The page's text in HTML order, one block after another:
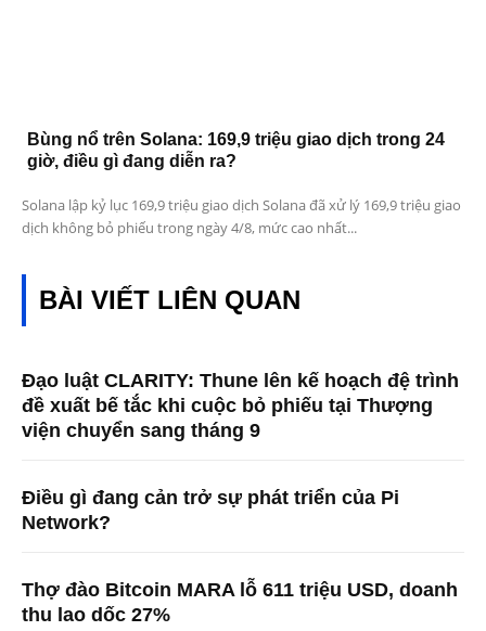
Bùng nổ trên Solana: 169,9 triệu giao dịch trong 24
giờ, điều gì đang diễn ra?
Solana lập kỷ lục 169,9 triệu giao dịch Solana đã xử lý 169,9 triệu giao
dịch không bỏ phiếu trong ngày 4/8, mức cao nhất...
BÀI VIẾT LIÊN QUAN
Đạo luật CLARITY: Thune lên kế hoạch đệ trình
đề xuất bế tắc khi cuộc bỏ phiếu tại Thượng
viện chuyển sang tháng 9
Điều gì đang cản trở sự phát triển của Pi
Network?
Thợ đào Bitcoin MARA lỗ 611 triệu USD, doanh
thu lao dốc 27%